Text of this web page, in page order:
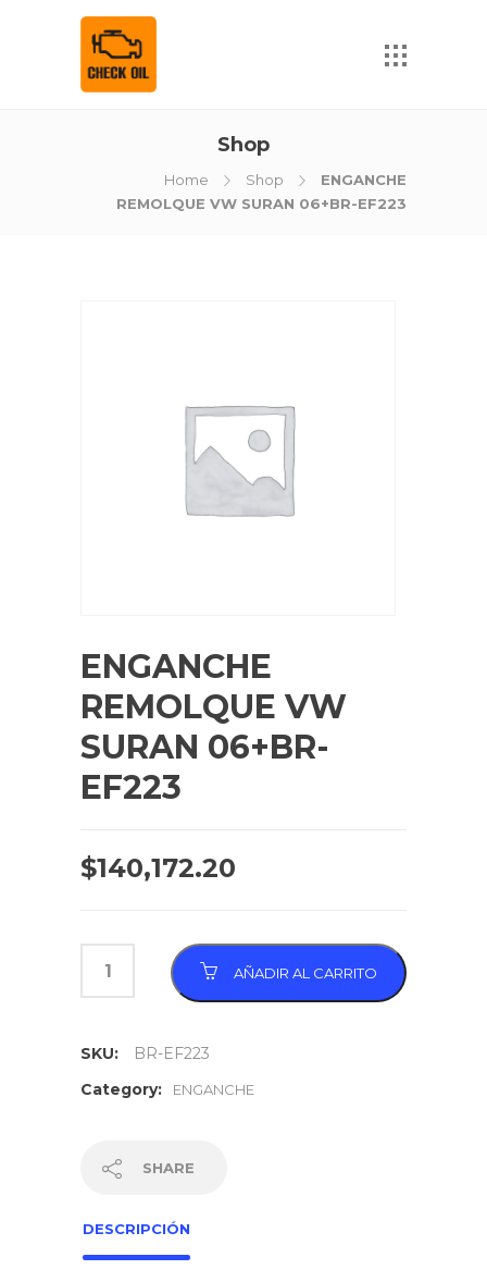
Shop
Home Shop
ENGANCHE
REMOLQUE VW SURAN 06+BR-EF223
ENGANCHE
REMOLQUE VW
SURAN 06+BR-
EF223
$140,172.20
AÑADIR AL CARRITO
SKU:
BR-EF223
Category:
ENGANCHE
SHARE
DESCRIPCIÓN